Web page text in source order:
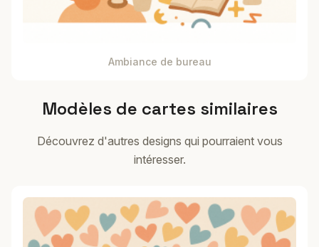
Ambiance de bureau
Modèles de cartes similaires
Découvrez d'autres designs qui pourraient vous
intéresser.